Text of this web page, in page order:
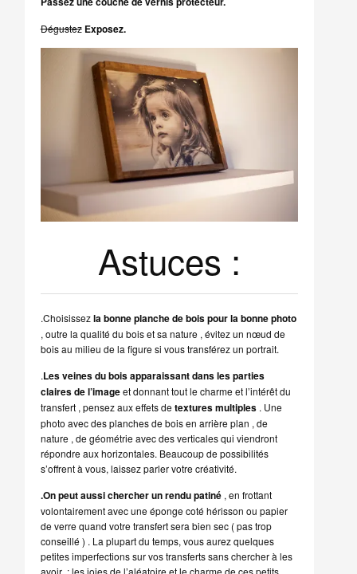
Dégustez Exposez.
Astuces :
.Choisissezla bonne planche de bois pour la bonne photo
, outre la qualité du bois et sa nature , évitez un nœud de
bois au milieu de la figure si vous transférez un portrait.
.Les veines du bois apparaissant dans les parties
claires de l’imageet donnant tout le charme et l’intérêt du
transfert , pensez aux effets detextures multiples. Une
photo avec des planches de bois en arrière plan , de
nature , de géométrie avec des verticales qui viendront
répondre aux horizontales. Beaucoup de possibilités
s’offrent à vous, laissez parler votre créativité.
.On peut aussi chercher un rendu patiné , en frottant
volontairement avec une éponge coté hérisson ou papier
de verre quand votre transfert sera bien sec ( pas trop
conseillé ) . La plupart du temps, vous aurez quelques
petites imperfections sur vos transferts sans chercher à les
avoir : les joies de l’aléatoire et le charme de ces petits